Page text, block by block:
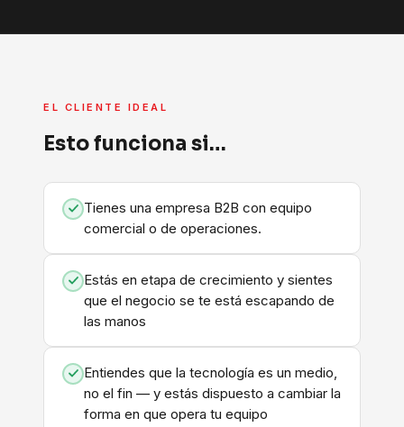
EL CLIENTE IDEAL
Esto funciona si…
Tienes una empresa B2B con equipo
comercial o de operaciones.
Estás en etapa de crecimiento y sientes
que el negocio se te está escapando de
las manos
Entiendes que la tecnología es un medio,
no el fin — y estás dispuesto a cambiar la
forma en que opera tu equipo